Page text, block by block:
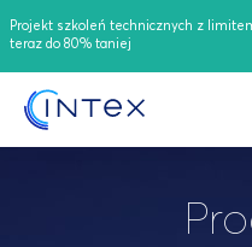
Projekt szkoleń technicznych z
teraz do 80% taniej